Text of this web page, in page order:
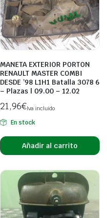
MANETA EXTERIOR PORTON
RENAULT MASTER COMBI
DESDE ’98 L1H1 Batalla 3078 6
– Plazas | 09.00 – 12.02
21,96€Iva incluido
En stock
Añadir al carrito